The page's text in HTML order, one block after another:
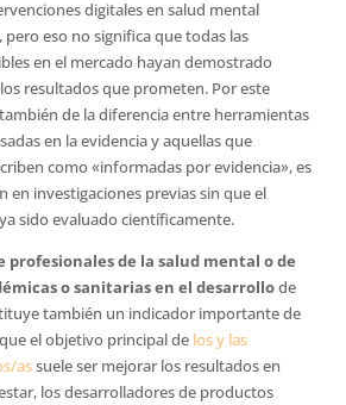
digitales en salud mental
pero eso no significa que todas las
en el mercado hayan demostrado
resultados que prometen. Por este
de la diferencia entre herramientas
en la evidencia y aquellas que
como «informadas por evidencia», es
en investigaciones previas sin que el
sido evaluado científicamente.
profesionales de la salud mental o de
o sanitarias en el desarrollode
también un indicador importante de
el objetivo principal de los y las
assuele ser mejorar los resultados en
los desarrolladores de productos